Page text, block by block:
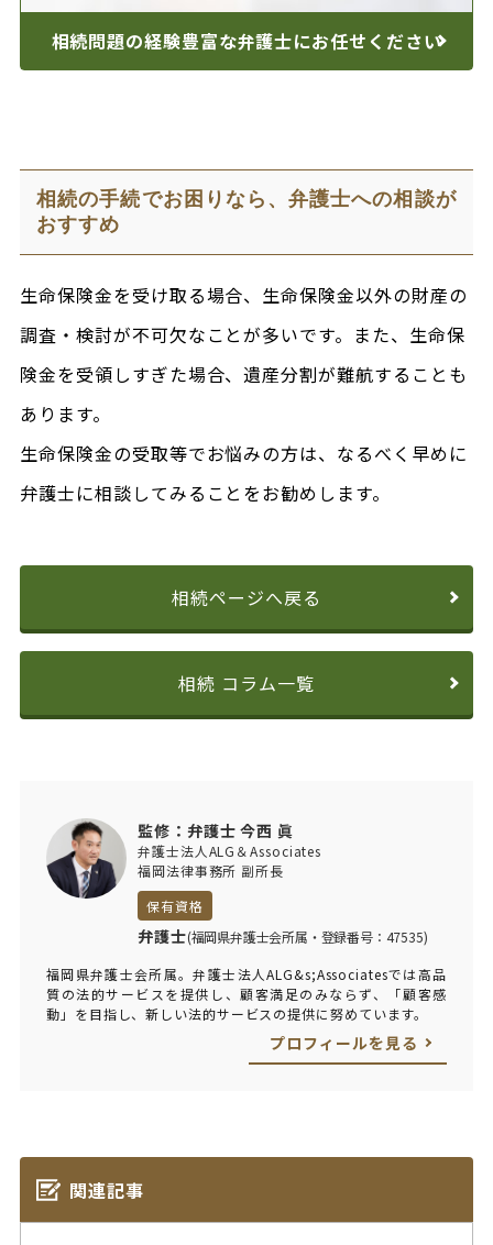
相続問題の経験豊富な弁護士にお任せください
相続の手続でお困りなら、弁護士への相談が
おすすめ
生命保険金を受け取る場合、生命保険金以外の財産の
調査・検討が不可欠なことが多いです。また、生命保
険金を受領しすぎた場合、遺産分割が難航することも
あります。
生命保険金の受取等でお悩みの方は、なるべく早めに
弁護士に相談してみることをお勧めします。
相続ページへ戻る
相続 コラム一覧
監修：弁護士 今西 眞
弁護士法人ALG＆Associates
福岡法律事務所 副所長
保有資格
弁護士(福岡県弁護士会所属・登録番号：47535)
福岡県弁護士会所属。弁護士法人ALG&s;Associatesでは高品
質の法的サービスを提供し、顧客満足のみならず、「顧客感
動」を目指し、新しい法的サービスの提供に努めています。
プロフィールを見る
関連記事